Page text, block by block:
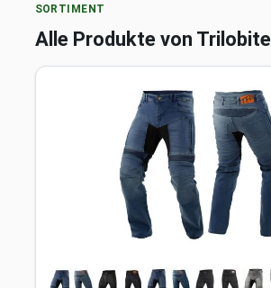
SORTIMENT
Alle Produkte von Trilobite